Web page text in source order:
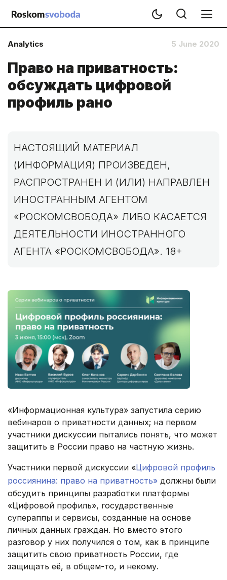
Analytics 5 June 2020
Право на приватность:
обсуждать цифровой
профиль рано
НАСТОЯЩИЙ МАТЕРИАЛ
(ИНФОРМАЦИЯ) ПРОИЗВЕДЕН,
РАСПРОСТРАНЕН И (ИЛИ) НАПРАВЛЕН
ИНОСТРАННЫМ АГЕНТОМ
«РОСКОМСВОБОДА» ЛИБО КАСАЕТСЯ
ДЕЯТЕЛЬНОСТИ ИНОСТРАННОГО
АГЕНТА «РОСКОМСВОБОДА». 18+
«Информационная культура» запустила серию
вебинаров о приватности данных; на первом
участники дискуссии пытались понять, что может
защитить в России право на частную жизнь.
Участники первой дискуссии «Цифровой профиль
россиянина: право на приватность» должны были
обсудить принципы разработки платформы
«Цифровой профиль», государственные
супераппы и сервисы, созданные на основе
личных данных граждан. Но вместо этого
разговор у них получился о том, как в принципе
защитить свою приватность России, где
защищать её, в общем-то, и некому.